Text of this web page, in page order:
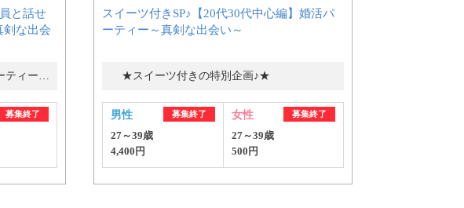
と話せ
な出会
募集終了
スイーツ付きSP♪【20代30代中心編】婚活パ
ーティー～真剣な出会い～
★スイーツ付きの特別企画♪★
男性 募集終了
27～39歳
4,400円
女性 募集終了
27～39歳
500円